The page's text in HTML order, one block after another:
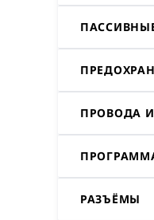
ПРОВОДА
РАЗЪЁМЫ